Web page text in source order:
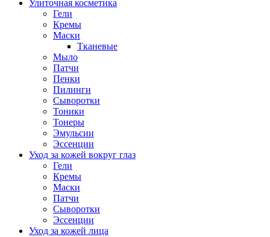
Улиточная косметика
Гели
Кремы
Маски
Тканевые
Мыло
Патчи
Пенки
Пилинги
Сыворотки
Тоники
Тонеры
Эмульсии
Эссенции
Уход за кожей вокруг глаз
Гели
Кремы
Маски
Патчи
Сыворотки
Эссенции
Уход за кожей лица